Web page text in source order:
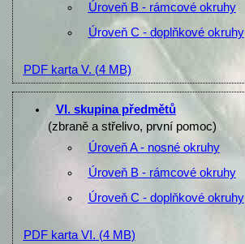
Úroveň B - rámcové okruhy
Úroveň C - doplňkové okruhy
PDF karta V. (4 MB)
VI. skupina předmětů
(zbraně a střelivo, první pomoc)
Úroveň A - nosné okruhy
Úroveň B - rámcové okruhy
Úroveň C - doplňkové okruhy
PDF karta VI. (4 MB)